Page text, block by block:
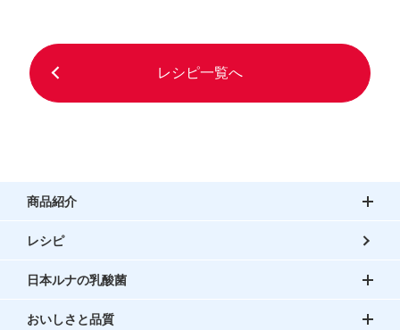
レシピ一覧へ
商品紹介
レシピ
日本ルナの乳酸菌
おいしさと品質